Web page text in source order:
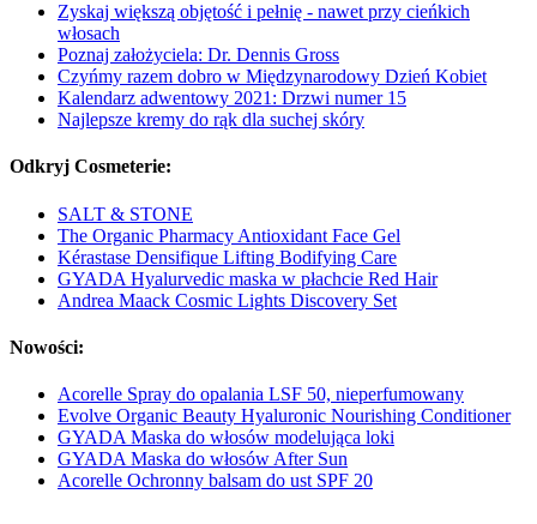
Zyskaj większą objętość i pełnię - nawet przy cieńkich
włosach
Poznaj założyciela: Dr. Dennis Gross
Czyńmy razem dobro w Międzynarodowy Dzień Kobiet
Kalendarz adwentowy 2021: Drzwi numer 15
Najlepsze kremy do rąk dla suchej skóry
Odkryj Cosmeterie:
SALT & STONE
The Organic Pharmacy Antioxidant Face Gel
Kérastase Densifique Lifting Bodifying Care
GYADA Hyalurvedic maska w płachcie Red Hair
Andrea Maack Cosmic Lights Discovery Set
Nowości:
Acorelle Spray do opalania LSF 50, nieperfumowany
Evolve Organic Beauty Hyaluronic Nourishing Conditioner
GYADA Maska do włosów modelująca loki
GYADA Maska do włosów After Sun
Acorelle Ochronny balsam do ust SPF 20